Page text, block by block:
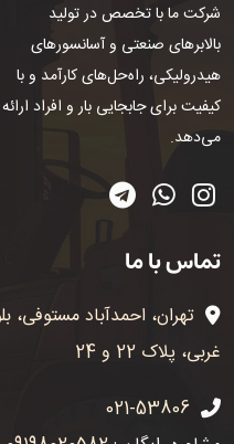
شرکت ما با تخصص در تولید
بالابرهای صنعتی و آسانسورهای
هیدرولیکی، راه‌حل‌های کارآمد و با
کیفیت برای جابجایی بار و افراد ارائه
می‌دهد.
تماس با ما
تهران، احمدآباد مستوفی،
غربی، پلاک 22 و 24
021-53806